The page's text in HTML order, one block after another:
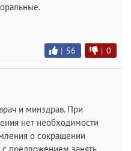
| 56 | 0
и минздрав. При
нет необходимости
о сокращении
предложением занять